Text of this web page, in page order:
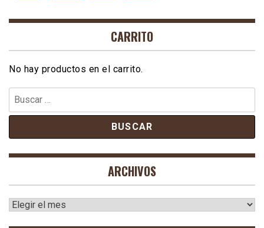
CARRITO
No hay productos en el carrito.
Buscar:
ARCHIVOS
Archivos